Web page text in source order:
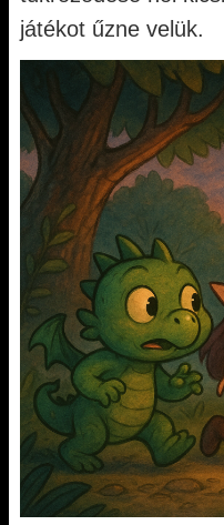
játékot űzne velük.